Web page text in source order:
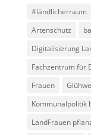
#ländlicherraum
Artenschutz
Digitalisierung
Fachzentrum für
Frauen
Kommunalpolitik
LandFrauen